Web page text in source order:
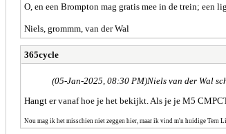
O, en een Brompton mag gratis mee in de trein; een
Niels, grommm, van der Wal
365cycle
(05-Jan-2025, 08:30 PM)Niels van der Wal
Hangt er vanaf hoe je het bekijkt. Als je je M5
Nou mag ik het misschien niet zeggen hier, maar ik vind m'n huidige Tern